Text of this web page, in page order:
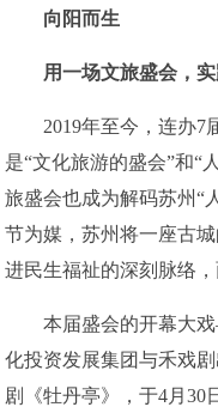
向阳而生
用一场文旅盛会，
2019年至今，连办7届
是“文化旅游的盛会”和“
旅盛会也成为解码苏州“
节为媒，苏州将一座古
进民生福祉的深刻脉络
本届盛会的开幕大戏
化投资发展集团与禾戏
剧《牡丹亭》，于4月30